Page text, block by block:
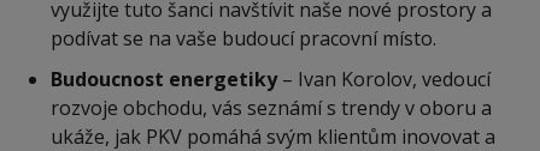
využijte tuto šanci navštívit naše nové prostory a
podívat se na vaše budoucí pracovní místo.
Budoucnost energetiky– Ivan Korolov, vedoucí
rozvoje obchodu, vás seznámí s trendy v oboru a
ukáže, jak PKV pomáhá svým klientům inovovat a